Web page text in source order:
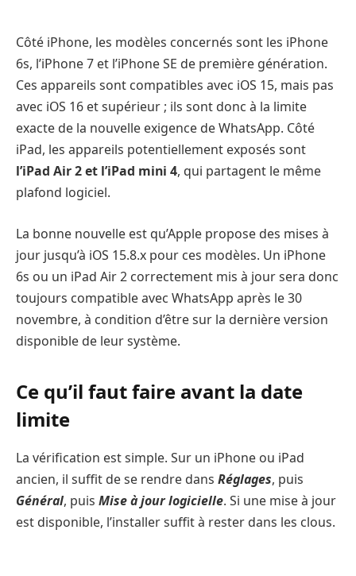
Côté iPhone, les modèles concernés sont les iPhone
6s, l’iPhone 7 et l’iPhone SE de première génération.
Ces appareils sont compatibles avec iOS 15, mais pas
avec iOS 16 et supérieur ; ils sont donc à la limite
exacte de la nouvelle exigence de WhatsApp. Côté
iPad, les appareils potentiellement exposés sont
l’iPad Air 2 et l’iPad mini 4, qui partagent le même
plafond logiciel.
La bonne nouvelle est qu’Apple propose des mises à
jour jusqu’à iOS 15.8.x pour ces modèles. Un iPhone
6s ou un iPad Air 2 correctement mis à jour sera donc
toujours compatible avec WhatsApp après le 30
novembre, à condition d’être sur la dernière version
disponible de leur système.
Ce qu’il faut faire avant la date
limite
La vérification est simple. Sur un iPhone ou iPad
ancien, il suffit de se rendre dans Réglages, puis
Général, puis Mise à jour logicielle. Si une mise à jour
est disponible, l’installer suffit à rester dans les clous.